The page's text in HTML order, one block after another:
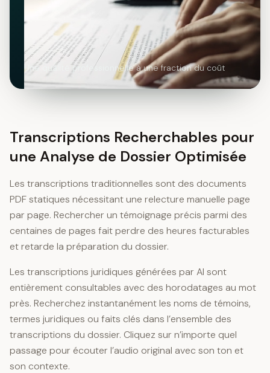
Une qualité professionnelle à une fraction du coût
Transcriptions Recherchables pour
une Analyse de Dossier Optimisée
Les transcriptions traditionnelles sont des documents
PDF statiques nécessitant une relecture manuelle page
par page. Rechercher un témoignage précis parmi des
centaines de pages fait perdre des heures facturables
et retarde la préparation du dossier.
Les transcriptions juridiques générées par AI sont
entièrement consultables avec des horodatages au mot
près. Recherchez instantanément les noms de témoins,
termes juridiques ou faits clés dans l’ensemble des
transcriptions du dossier. Cliquez sur n’importe quel
passage pour écouter l’audio original avec son ton et
son contexte.